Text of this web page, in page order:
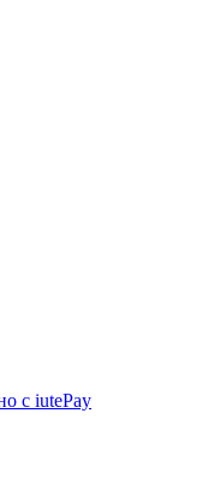
с iutePay